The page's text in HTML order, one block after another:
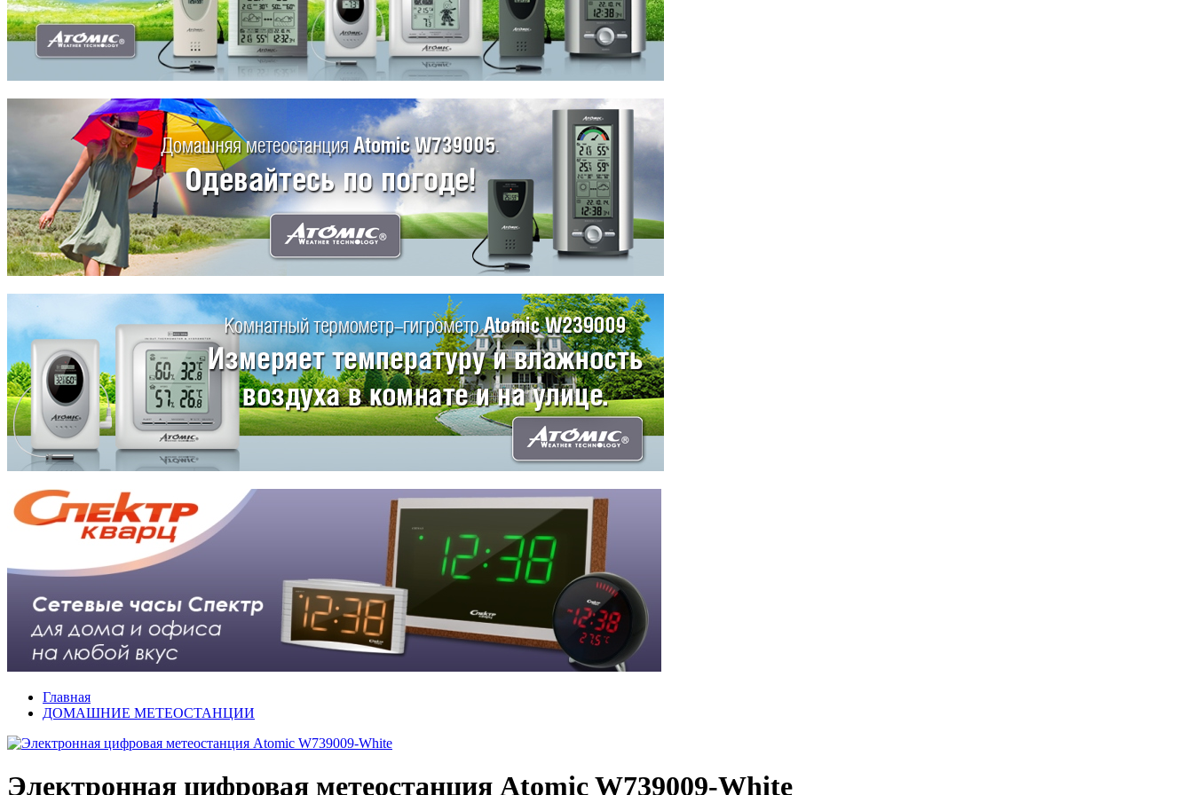
Главная
ДОМАШНИЕ МЕТЕОСТАНЦИИ
Электронная цифровая метеостанция Atomic W739009-White